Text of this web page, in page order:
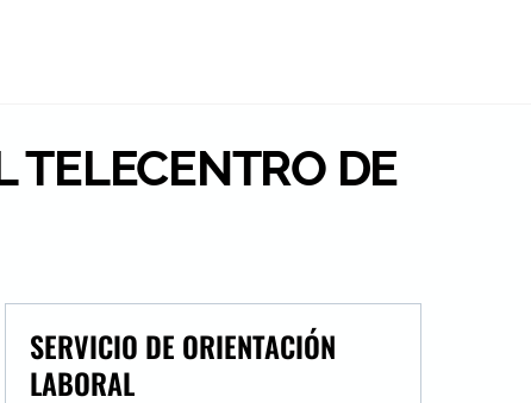
TELECENTRO DE
SERVICIO DE ORIENTACIÓN
LABORAL